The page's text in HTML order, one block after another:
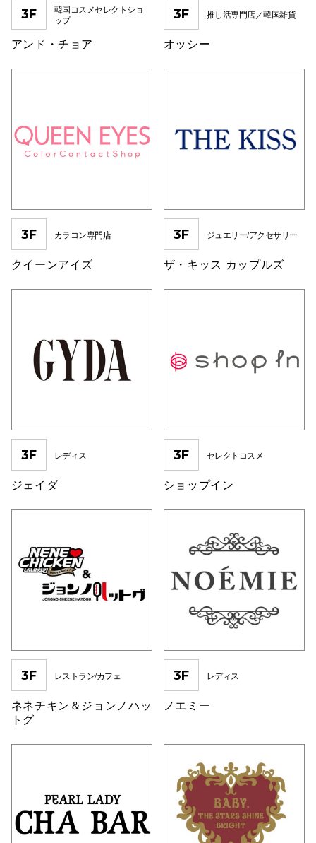
3F
韓国コスメセレクトショ
ップ
アンド・チョア
3F 推し活専門店／韓国雑貨
オッシー
3F カラコン専門店
クイーンアイズ
3F ジュエリー/アクセサリー
ザ・キッス カップルズ
3F レディス
ジェイダ
3F セレクトコスメ
ショップイン
3F レストラン/カフェ
ネネチキン＆ジョンノハッ
トグ
3F レディス
ノエミー